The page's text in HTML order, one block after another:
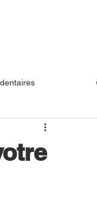
dentaire